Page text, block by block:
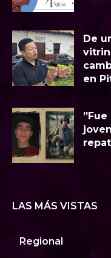
​De
en
LAS MÁS VISTAS
Regional